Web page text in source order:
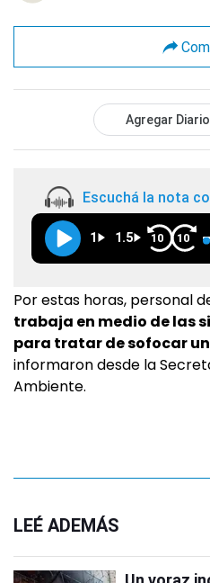
Agregar
Escuchá la nota
1 1.5 10 10
Por estas horas, personal
trabaja en medio de las
para tratar de sofocar
informaron desde la
Ambiente.
LEÉ ADEMÁS